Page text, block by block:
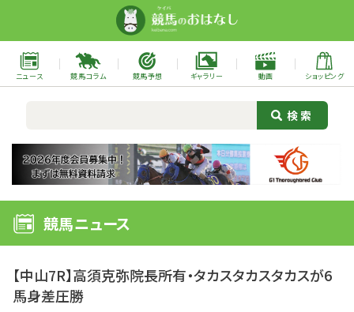
ニュース 競馬コラム 競馬予想 ギャラリー 動画 ショッピング
競馬ニュース
【中山7R】高須克弥院長所有・タカスタカスタカスが6
馬身差圧勝